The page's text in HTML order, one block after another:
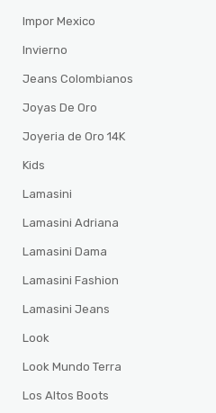
Impor Mexico
Invierno
Jeans Colombianos
Joyas De Oro
Joyeria de Oro 14K
Kids
Lamasini
Lamasini Adriana
Lamasini Dama
Lamasini Fashion
Lamasini Jeans
Look
Look Mundo Terra
Los Altos Boots